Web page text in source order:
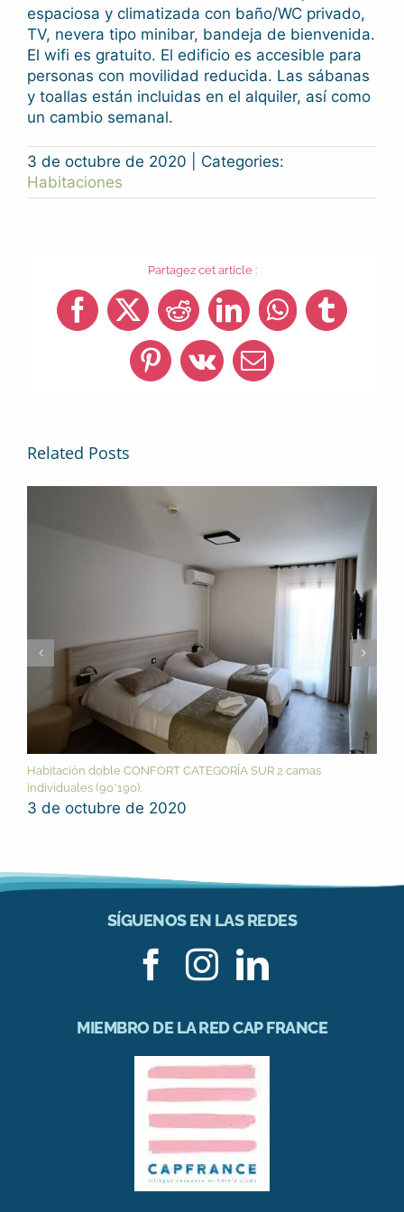
espaciosa y climatizada con baño/WC privado,
TV, nevera tipo minibar, bandeja de bienvenida.
El wifi es gratuito. El edificio es accesible para
personas con movilidad reducida. Las sábanas
y toallas están incluidas en el alquiler, así como
un cambio semanal.
3 de octubre de 2020
Categories:
Habitaciones
Partagez cet article :
Facebook
X RedditLinkedInWhatsApp
Tumblr
Pinterest
Vk Email
Related Posts
Habitación doble CONFORT CATEGORÍA SUR 2 camas
individuales (90*190).
3 de octubre de 2020
SÍGUENOS EN LAS REDES
MIEMBRO DE LA RED CAP FRANCE